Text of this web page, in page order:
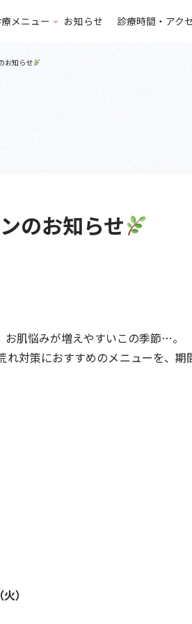
メニュー お知らせ 診療時間・アク
お知らせ
のお知らせ
肌悩みが増えやすいこの季節…。
れ対策におすすめのメニューを、期
）